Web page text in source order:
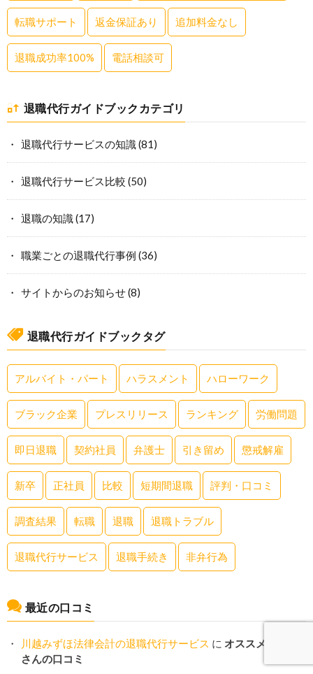
転職サポート 返金保証あり 追加料金なし
退職成功率100% 電話相談可
退職代行ガイドブックカテゴリ
退職代行サービスの知識(81)
退職代行サービス比較 (50)
退職の知識(17)
職業ごとの退職代行事例 (36)
サイトからのお知らせ(8)
退職代行ガイドブックタグ
アルバイト・パート ハラスメント ハローワーク
ブラック企業 プレスリリース ランキング 労働問題
即日退職 契約社員 弁護士 引き留め 懲戒解雇
新卒 正社員 比較 短期間退職 評判・口コミ
調査結果 転職 退職 退職トラブル
退職代行サービス 退職手続き 非弁行為
最近の口コミ
川越みずほ法律会計の退職代行サービス に オススメしない
さんの口コミ